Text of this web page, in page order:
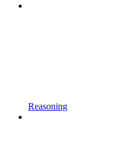
Reasoning